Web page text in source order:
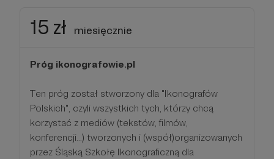
15 zł miesięcznie
Próg ikonografowie.pl
Ten próg został stworzony dla "Ikonografów
Polskich", czyli wszystkich tych, którzy chcą
korzystać z mediów (tekstów, filmów,
konferencji...) tworzonych i (współ)organizowanych
przez Śląską Szkołę Ikonograficzną dla